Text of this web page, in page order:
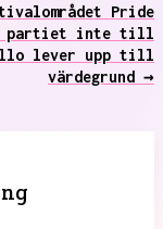
Pride
partiet inte till
lever upp till
värdegrund →